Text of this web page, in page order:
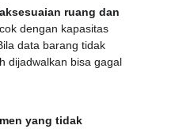
ruang dan
dengan kapasitas
data barang tidak
dijadwalkan bisa gagal
yang tidak